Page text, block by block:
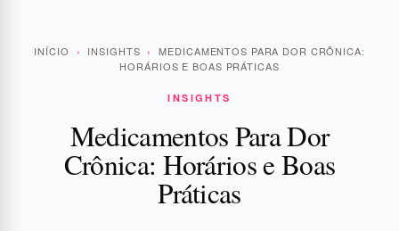
INÍCIO › INSIGHTS ›
MEDICAMENTOS PARA DOR CRÔNICA:
HORÁRIOS E BOAS PRÁTICAS
INSIGHTS
Medicamentos Para Dor
Crônica: Horários e Boas
Práticas